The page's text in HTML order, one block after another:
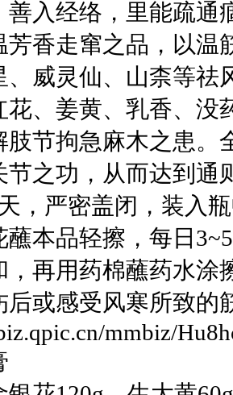
善入经络，里能疏通
芳香走窜之品，以温
、威灵仙、山柰等祛
花、姜黄、乳香、没
肢节拘急麻木之患。
节之功，从而达到通
，严密盖闭，装入
蘸本品轻擦，每日
，再用药棉蘸药水涂
后或感受风寒所致
mmbiz/